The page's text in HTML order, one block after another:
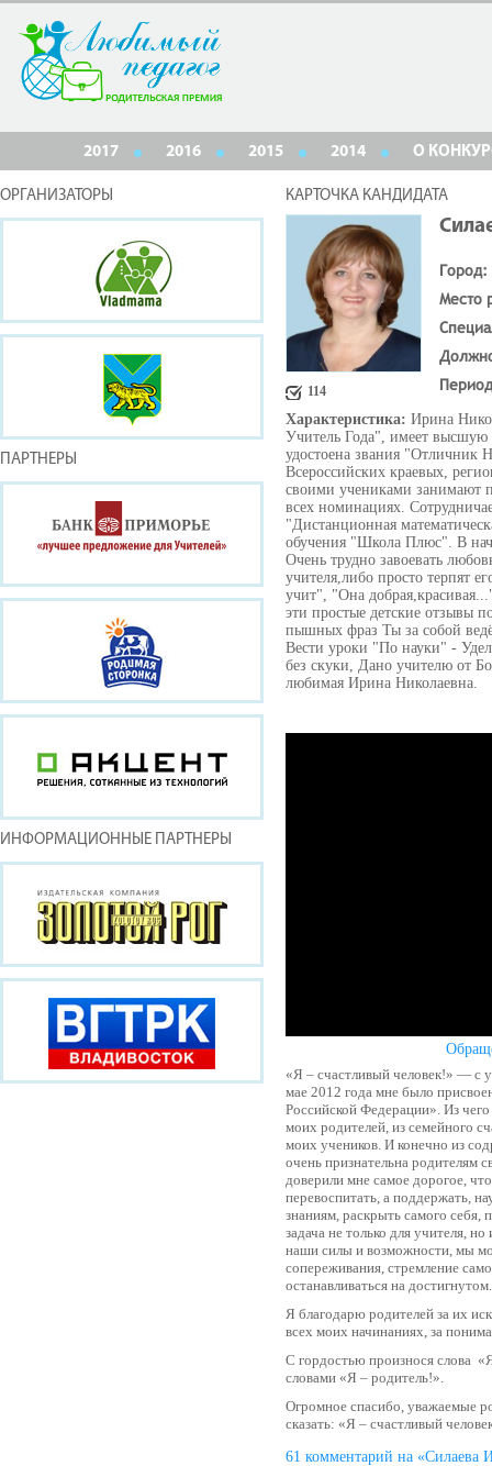
2017 2016 2015 2014 О
ОРГАНИЗАТОРЫ
ПАРТНЕРЫ
ИНФОРМАЦИОННЫЕ ПАРТНЕРЫ
КАРТОЧКА КАНДИДАТА
114
Город:
Место
Характеристика: Ирина
Учитель Года", имеет
удостоена звания "Отличник
Всероссийских краевых,
своими учениками занимают
всех номинациях.
"Дистанционная
обучения "Школа Плюс". В
Очень трудно завоевать
учителя,либо просто терпят
учит", "Она
эти простые детские отзывы
пышных фраз Ты за собой
Вести уроки "По науки" -
без скуки, Дано учителю от
любимая Ирина Николаевна.
«Я – счастливый человек!» — с
мае 2012 года мне было
Российской Федерации». Из
моих родителей, из семейного
моих учеников. И конечно из
очень признательна родителям
доверили мне самое дорогое,
перевоспитать, а поддержать,
знаниям, раскрыть самого
задача не только для учителя,
наши силы и возможности, мы
сопереживания, стремление
останавливаться на достигнутом.
Я благодарю родителей за их
всех моих начинаниях, за
С гордостью произнося слова
словами «Я – родитель!».
Огромное спасибо, уважаемые
сказать: «Я – счастливый
61 комментарий на «Силаева